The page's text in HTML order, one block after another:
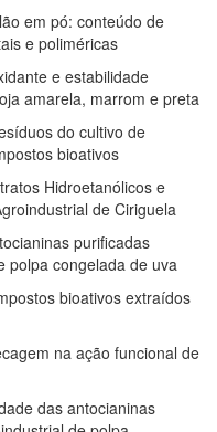
em pó: conteúdo de
e poliméricas
e estabilidade
amarela, marrom e preta
do cultivo de
bioativos
Hidroetanólicos e
de Ciriguela
purificadas
polpa congelada de uva
bioativos extraídos
na ação funcional de
das antocianinas